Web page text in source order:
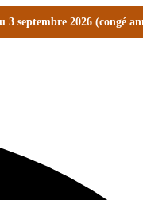
3 septembre 2026 (congé